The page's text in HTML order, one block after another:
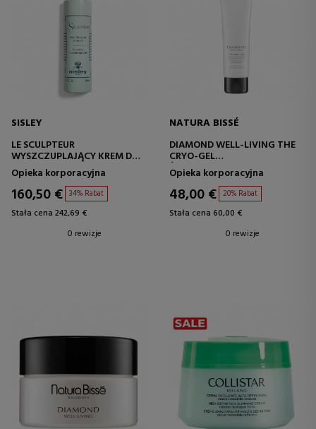
SISLEY
LE SCULPTEUR
WYSZCZUPLAJĄCY KREM DO
CIAŁA
Opieka korporacyjna
160,50 € 34% Rabat
Stała cena 242,69 €
0 rewizje
NATURA BISSÉ
DIAMOND WELL-LIVING THE
CRYO-GEL
ŻEL O DZIAŁANIU
CHŁODZĄCYM
Opieka korporacyjna
48,00 € 20% Rabat
Stała cena 60,00 €
0 rewizje